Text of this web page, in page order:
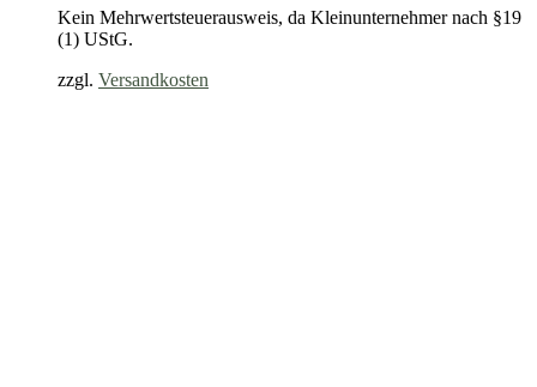
Kein Mehrwertsteuerausweis, da Kleinunternehmer nach §19
(1) UStG.
zzgl. Versandkosten